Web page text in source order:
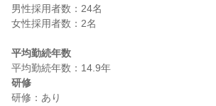
男性採用者数：24名
女性採用者数：2名
平均勤続年数
研修
研修：あり